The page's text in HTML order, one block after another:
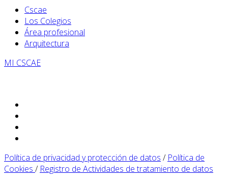
Cscae
Los Colegios
Área profesional
Arquitectura
MI CSCAE
Política de privacidad y protección de datos / Política de
Cookies / Registro de Actividades de tratamiento de datos